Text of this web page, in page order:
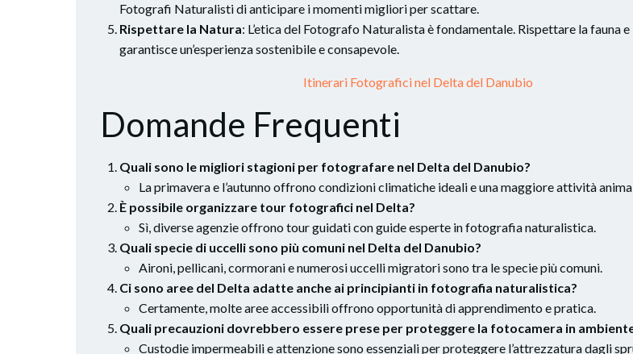
Fotografi Naturalisti di anticipare i momenti migliori per scattare.
Rispettare la Natura: L’etica del Fotografo Naturalista è fondamentale. Rispettare la fauna
garantisce un’esperienza sostenibile e consapevole.
Itinerari Fotografici nel Delta del Danubio
Domande Frequenti
Quali sono le migliori stagioni per fotografare nel Delta del Danubio?
La primavera e l’autunno offrono condizioni climatiche ideali e una maggiore attività
È possibile organizzare tour fotografici nel Delta?
Sì, diverse agenzie offrono tour guidati con guide esperte in fotografia naturalistica.
Quali specie di uccelli sono più comuni nel Delta del Danubio?
Aironi, pellicani, cormorani e numerosi uccelli migratori sono tra le specie più comuni.
Ci sono aree del Delta adatte anche ai principianti in fotografia naturalistica?
Certamente, molte aree accessibili offrono opportunità di apprendimento e pratica.
Quali precauzioni dovrebbero essere prese per proteggere la fotocamera in
Custodie impermeabili e attenzione sono essenziali per proteggere l’attrezzatura dagli